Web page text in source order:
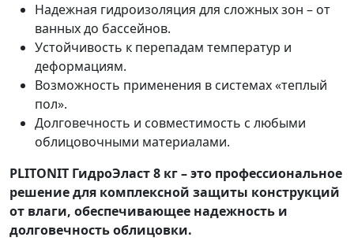
Надежная гидроизоляция для сложных зон – от
ванных до бассейнов.
Устойчивость к перепадам температур и
деформациям.
Возможность применения в системах «теплый
пол».
Долговечность и совместимость с любыми
облицовочными материалами.
PLITONIT ГидроЭласт 8 кг – это профессиональное
решение для комплексной защиты конструкций
от влаги, обеспечивающее надежность и
долговечность облицовки.